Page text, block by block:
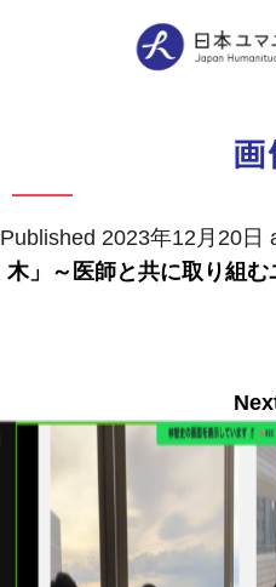
画
Published 2023年12月20日
木」～医師と共に取り組